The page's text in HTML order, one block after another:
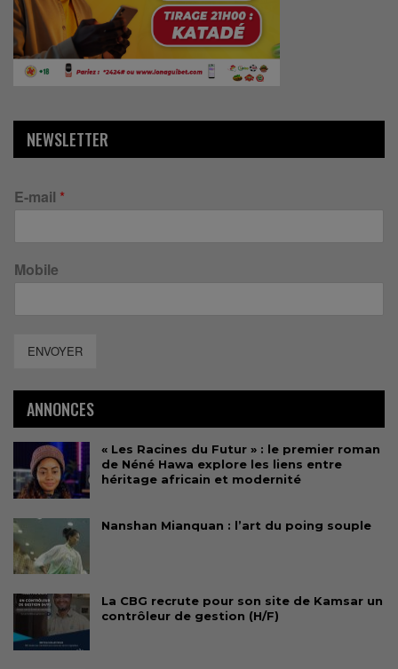
NEWSLETTER
E-mail *
Mobile
ENVOYER
ANNONCES
« Les Racines du Futur » : le premier roman
de Néné Hawa explore les liens entre
héritage africain et modernité
Nanshan Mianquan : l’art du poing souple
La CBG recrute pour son site de Kamsar un
contrôleur de gestion (H/F)